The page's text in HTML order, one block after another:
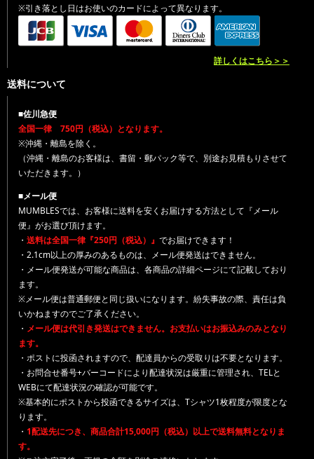
※引き落とし日はお使いのカードによって異なります。
詳しくはこちら＞＞
送料について
■佐川急便
全国一律 750円（税込）となります。
※沖縄・離島を除く。
（沖縄・離島のお客様は、書留・郵パック等で、別途お見積もりさせて
いただきます。）
■メール便
MUMBLESでは、お客様に送料を安くお届けする方法として『メール
便』がお選び頂けます。
・ 送料は全国一律『250円（税込）』 でお届けできます！
・2.1cm以上の厚みのあるものは、メール便発送はできません。
・メール便発送が可能な商品は、各商品の詳細ページにて記載しており
ます。
※メール便は普通郵便と同じ扱いになります。紛失事故の際、責任は負
いかねますのでご了承ください。
・ メール便は代引き発送はできません。お支払いはお振込みのみとなり
ます。
・ポストに投函されますので、配達員からの受取りは不要となります。
・お問合せ番号+バーコードにより配達状況は厳重に管理され、TELと
WEBにて配達状況の確認が可能です。
※基本的にポストから投函できるサイズは、Tシャツ1枚程度が限度とな
ります。
・ 1配送先につき、商品合計15,000円（税込）以上で送料無料となりま
す。